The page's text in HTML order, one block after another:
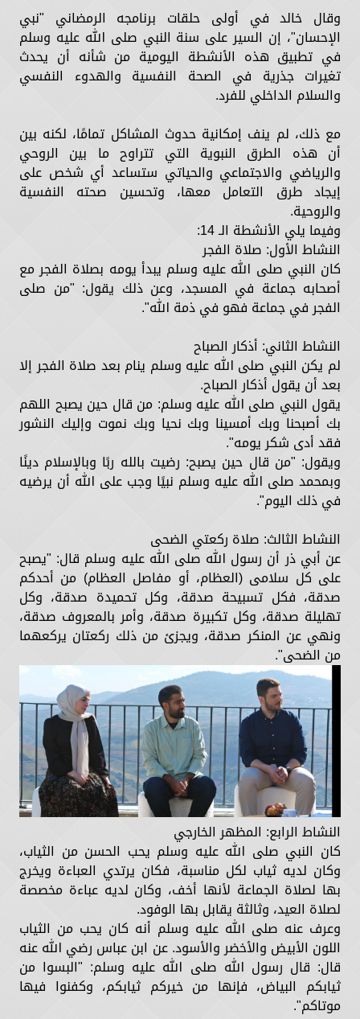
وقال خالد في أولى حلقات برنامجه الرمضاني "نبي
الإحسان"، إن السير على سنة النبي صلى الله عليه وسلم
في تطبيق هذه الأنشطة اليومية من شأنه أن يحدث
تغيرات جذرية في الصحة النفسية والهدوء النفسي
والسلام الداخلي للفرد.
مع ذلك، لم ينف إمكانية حدوث المشاكل تمامًا، لكنه بين
أن هذه الطرق النبوية التي تتراوح ما بين الروحي
والرياضي والاجتماعي والحياتي ستساعد أي شخص على
إيجاد طرق التعامل معها، وتحسين صحته النفسية
والروحية.
وفيما يلي الأنشطة الـ 14:
النشاط الأول: صلاة الفجر
كان النبي صلى الله عليه وسلم يبدأ يومه بصلاة الفجر مع
أصحابه جماعة في المسجد، وعن ذلك يقول: "من صلى
الفجر في جماعة فهو في ذمة الله".
النشاط الثاني: أذكار الصباح
لم يكن النبي صلى الله عليه وسلم ينام بعد صلاة الفجر إلا
بعد أن يقول أذكار الصباح.
يقول النبي صلى الله عليه وسلم: من قال حين يصبح اللهم
بك أصبحنا وبك أمسينا وبك نحيا وبك نموت وإليك النشور
فقد أدى شكر يومه".
ويقول: "من قال حين يصبح: رضيت بالله ربًا وبالإسلام دينًا
وبمحمد صلى الله عليه وسلم نبيًا وجب على الله أن يرضيه
في ذلك اليوم".
النشاط الثالث: صلاة ركعتي الضحى
عن أبي ذر أن رسول الله صلى الله عليه وسلم قال: "يصبح
على كل سلامى (العظام، أو مفاصل العظام) من أحدكم
صدقة، فكل تسبيحة صدقة، وكل تحميدة صدقة، وكل
تهليلة صدقة، وكل تكبيرة صدقة، وأمر بالمعروف صدقة،
ونهي عن المنكر صدقة، ويجزئ من ذلك ركعتان يركعهما
من الضحى".
النشاط الرابع: المظهر الخارجي
كان النبي صلى الله عليه وسلم يحب الحسن من الثياب،
وكان لديه ثياب لكل مناسبة، فكان يرتدي العباءة ويخرج
بها لصلاة الجماعة لأنها أخف، وكان لديه عباءة مخصصة
لصلاة العيد، وثالثة يقابل بها الوفود.
وعرف عنه صلى الله عليه وسلم أنه كان يحب من الثياب
اللون الأبيض والأخضر والأسود. عن ابن عباس رضي الله عنه
قال: قال رسول الله صلى الله عليه وسلم: "البسوا من
ثيابكم البياض، فإنها من خيركم ثيابكم، وكفنوا فيها
موتاكم".